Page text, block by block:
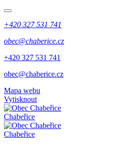
+420 327 531 741
obec@chaberice.cz
+420 327 531 741
obec@chaberice.cz
Mapa webu
Vytisknout
Chabeřice
Chabeřice